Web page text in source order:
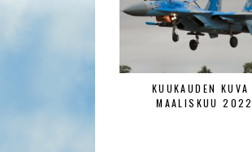
KUUKAUDEN KUVA
MAALISKUU 2022